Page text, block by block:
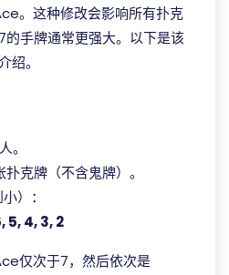
。这种修改会影响所有扑克
手牌通常更强大。以下是该
绍。
。
克牌（不含鬼牌）。
）：
5, 4, 3, 2
仅次于7，然后依次是